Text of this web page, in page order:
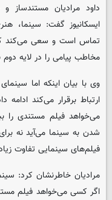
داود مرادیان مستندساز
ایسکانیوز گفت: سینما،
تماس است و سعی می‌کند
مخاطب پیامی را در لایه
وی با بیان اینکه اما
ارتباط برقرار می‌کند
می‌خواهد فیلم مستندی را
شدن به سینما می‌آید نه
فیلم‌های سینمایی تفاوت
مرادیان خاطرنشان کرد:
اگر کسی می‌خواهد فیلم